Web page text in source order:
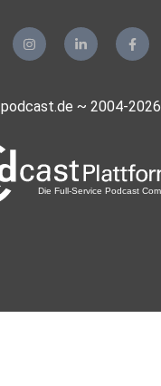
podcast.de ~ 2004-2026